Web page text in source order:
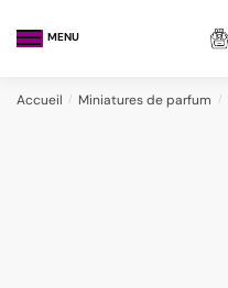
MENU
Accueil / Miniatures de parfum /